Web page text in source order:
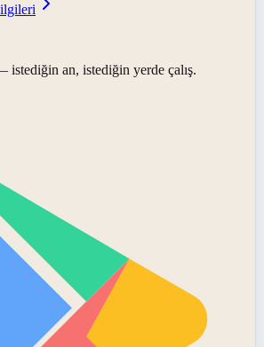
istediğin an, istediğin yerde çalış.